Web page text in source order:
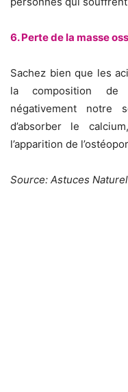
6. Perte de la masse
Sachez bien que les
la composition de
négativement notre
d’absorber le
l’apparition de
Source: Astuces